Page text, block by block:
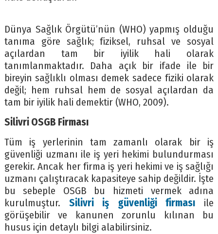
Dünya Sağlık Örgütü’nün (WHO) yapmış olduğu
tanıma göre sağlık; fiziksel, ruhsal ve sosyal
açılardan tam bir iyilik hali olarak
tanımlanmaktadır. Daha açık bir ifade ile bir
bireyin sağlıklı olması demek sadece fiziki olarak
değil; hem ruhsal hem de sosyal açılardan da
tam bir iyilik hali demektir (WHO, 2009).
Silivri OSGB Firması
Tüm iş yerlerinin tam zamanlı olarak bir iş
güvenliği uzmanı ile iş yeri hekimi bulundurması
gerekir. Ancak her firma iş yeri hekimi ve iş sağlığı
uzmanı çalıştıracak kapasiteye sahip değildir. İşte
bu sebeple OSGB bu hizmeti vermek adına
kurulmuştur.Silivri iş güvenliği firmasıile
görüşebilir ve kanunen zorunlu kılınan bu
husus için detaylı bilgi alabilirsiniz.